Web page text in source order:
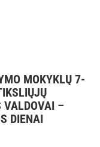
MOKYKLŲ 7-
VALDOVAI –
DIENAI